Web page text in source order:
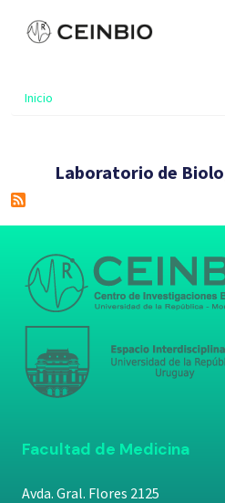
Inicio
Laboratorio de
Facultad de Medicina
Avda. Gral. Flores 2125